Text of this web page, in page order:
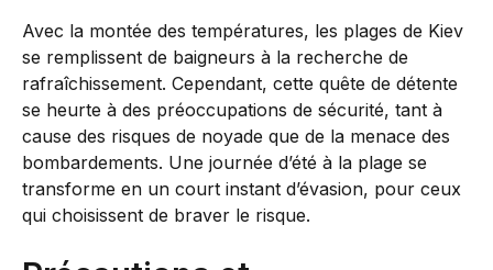
Avec la montée des températures, les plages de Kiev
se remplissent de baigneurs à la recherche de
rafraîchissement. Cependant, cette quête de détente
se heurte à des préoccupations de sécurité, tant à
cause des risques de noyade que de la menace des
bombardements. Une journée d’été à la plage se
transforme en un court instant d’évasion, pour ceux
qui choisissent de braver le risque.